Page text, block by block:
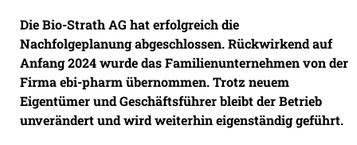
Die Bio-Strath AG hat erfolgreich die
Nachfolgeplanung abgeschlossen. Rückwirkend auf
Anfang 2024 wurde das Familienunternehmen von der
Firma ebi-pharm übernommen. Trotz neuem
Eigentümer und Geschäftsführer bleibt der Betrieb
unverändert und wird weiterhin eigenständig geführt.